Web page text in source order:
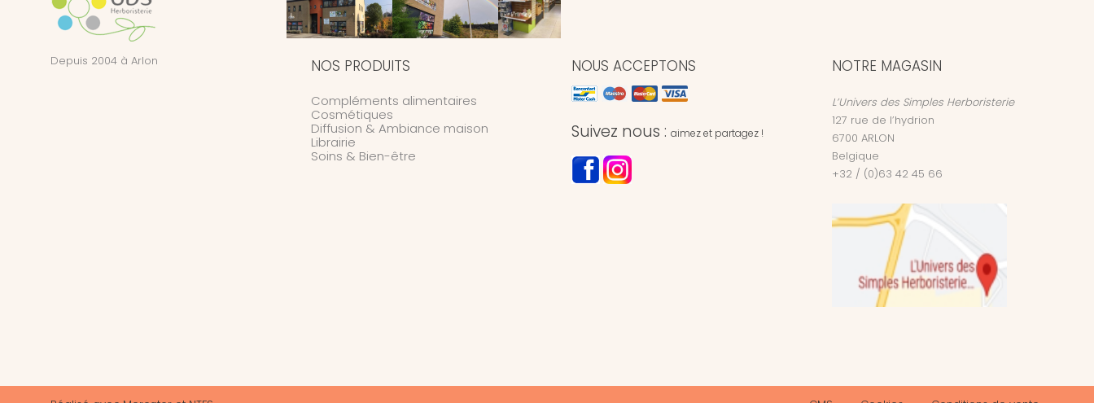
Depuis 2004 à Arlon NOS PRODUITS
Compléments alimentaires
Cosmétiques
Diffusion & Ambiance maison
Librairie
Soins & Bien-être
NOUS ACCEPTONS
Suivez nous : aimez et partagez !
NOTRE MAGASIN
L’Univers des Simples Herboristerie
127 rue de l’hydrion
6700 ARLON
Belgique
+32 / (0)63 42 45 66